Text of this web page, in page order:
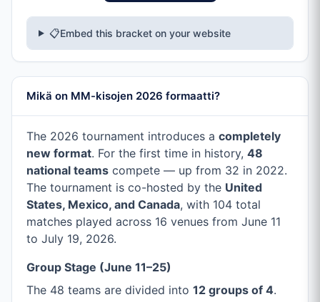
📋Embed this bracket on your website
Mikä on MM-kisojen 2026 formaatti?
The 2026 tournament introduces a completely
new format. For the first time in history, 48
national teams compete — up from 32 in 2022.
The tournament is co-hosted by the United
States, Mexico, and Canada, with 104 total
matches played across 16 venues from June 11
to July 19, 2026.
Group Stage (June 11–25)
The 48 teams are divided into 12 groups of 4.